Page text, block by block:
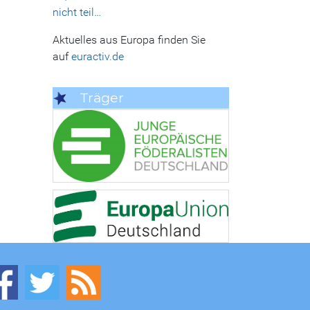
nicht teil…
Aktuelles aus Europa finden Sie
aufeuractiv.de
Träger